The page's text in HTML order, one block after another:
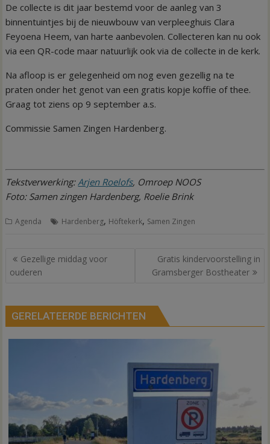
De collecte is dit jaar bestemd voor de aanleg van 3
binnentuintjes bij de nieuwbouw van verpleeghuis Clara
Feyoena Heem, van harte aanbevolen. Collecteren kan nu ook
via een QR-code maar natuurlijk ook via de collecte in de kerk.
Na afloop is er gelegenheid om nog even gezellig na te
praten onder het genot van een gratis kopje koffie of thee.
Graag tot ziens op 9 september a.s.
Commissie Samen Zingen Hardenberg.
Tekstverwerking:Arjen Roelofs, Omroep NOOS
Foto: Samen zingen Hardenberg, Roelie Brink
Agenda Hardenberg, Höftekerk, Samen Zingen
Bericht
navigatie
Gezellige middag voor
ouderen
Gratis kindervoorstelling in
Gramsberger Bostheater
GERELATEERDE BERICHTEN